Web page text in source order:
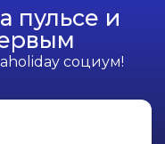
пульсе и
социум!